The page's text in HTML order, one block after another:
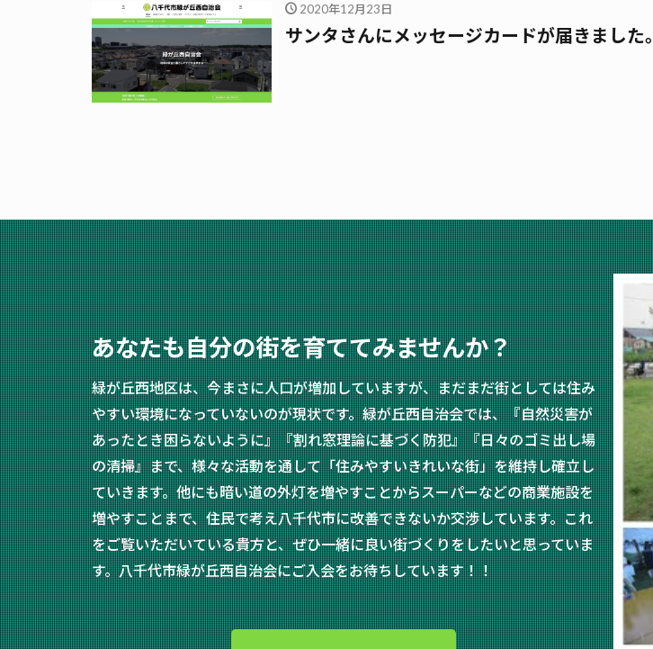
2020年12月23日
サンタさんにメッセージカードが届きました。
あなたも自分の街を育ててみませんか？
緑が丘西地区は、今まさに人口が増加していますが、まだまだ街としては住み
やすい環境になっていないのが現状です。緑が丘西自治会では、『自然災害が
あったとき困らないように』『割れ窓理論に基づく防犯』『日々のゴミ出し場
の清掃』まで、様々な活動を通して「住みやすいきれいな街」を維持し確立し
ていきます。他にも暗い道の外灯を増やすことからスーパーなどの商業施設を
増やすことまで、住民で考え八千代市に改善できないか交渉しています。これ
をご覧いただいている貴方と、ぜひ一緒に良い街づくりをしたいと思っていま
す。八千代市緑が丘西自治会にご入会をお待ちしています！！